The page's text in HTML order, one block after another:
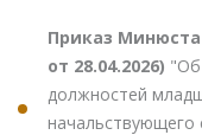
Приказ Минюста
от 28.04.2026) "Об
должностей
начальствующего